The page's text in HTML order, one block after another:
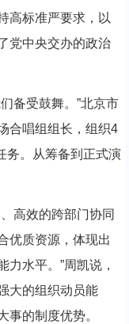
高标准严要求，以
党中央交办的政治
备受鼓舞。”北京市
合唱组组长，组织4
务。从筹备到正式演
高效的跨部门协同
优质资源，体现出
水平。”周凯说，
大的组织动员能
事的制度优势。